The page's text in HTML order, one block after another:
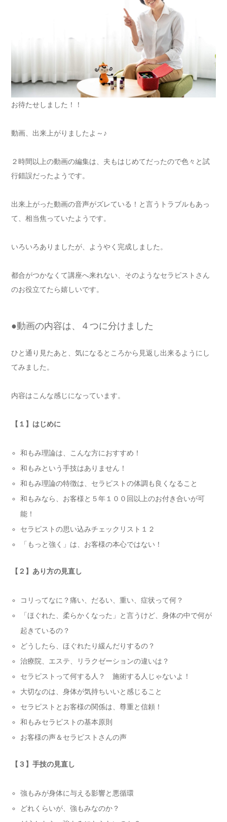
お待たせしました！！
動画、出来上がりましたよ～♪
２時間以上の動画の編集は、夫もはじめてだったので色々と試
行錯誤だったようです。
出来上がった動画の音声がズレている！と言うトラブルもあっ
て、相当焦っていたようです。
いろいろありましたが、ようやく完成しました。
都合がつかなくて講座へ来れない、そのようなセラピストさん
のお役立てたら嬉しいです。
●動画の内容は、４つに分けました
ひと通り見たあと、気になるところから見返し出来るようにし
てみました。
内容はこんな感じになっています。
【１】はじめに
和もみ理論は、こんな方におすすめ！
和もみという手技はありません！
和もみ理論の特徴は、セラピストの体調も良くなること
和もみなら、お客様と５年１００回以上のお付き合いが可
能！
セラピストの思い込みチェックリスト１２
「もっと強く」は、お客様の本心ではない！
【２】あり方の見直し
コリってなに？痛い、だるい、重い、症状って何？
「ほぐれた、柔らかくなった」と言うけど、身体の中で何が
起きているの？
どうしたら、ほぐれたり緩んだりするの？
治療院、エステ、リラクゼーションの違いは？
セラピストって何する人？ 施術する人じゃないよ！
大切なのは、身体が気持ちいいと感じること
セラピストとお客様の関係は、尊重と信頼！
和もみセラピストの基本原則
お客様の声＆セラピストさんの声
【３】手技の見直し
強もみが身体に与える影響と悪循環
どれくらいが、強もみなのか？